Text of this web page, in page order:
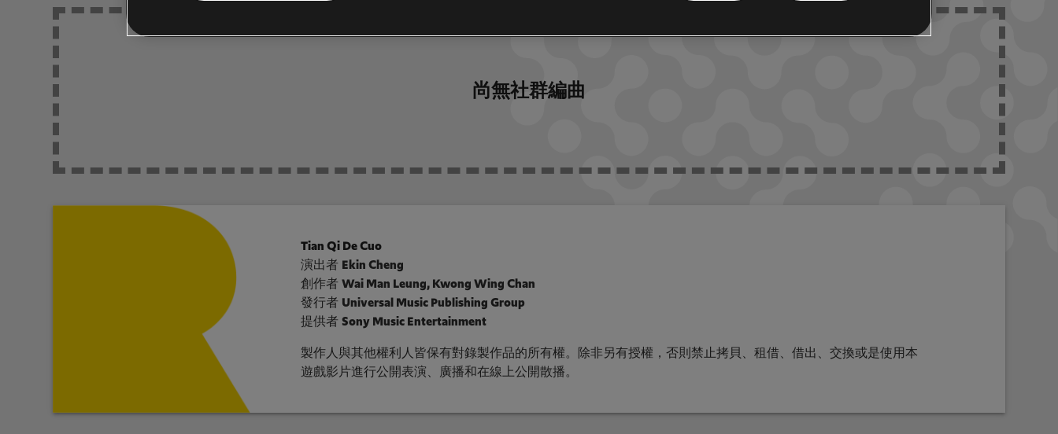
尚無社群編曲
Tian Qi De Cuo
演出者 Ekin Cheng
創作者 Wai Man Leung, Kwong Wing Chan
發行者 Universal Music Publishing Group
提供者 Sony Music Entertainment
製作人與其他權利人皆保有對錄製作品的所有權。除非另有授權，否則禁止拷貝、租借、借出、交換或是使用本
遊戲影片進行公開表演、廣播和在線上公開散播。